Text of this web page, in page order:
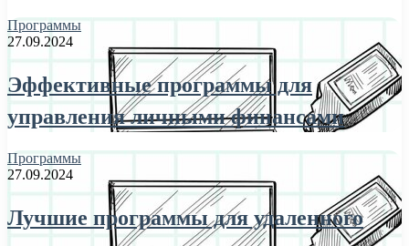
Программы
27.09.2024
Эффективные программы для
управления личными финансами
Программы
27.09.2024
Лучшие программы для удаленного